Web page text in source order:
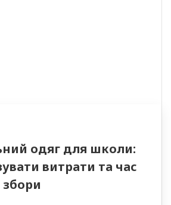
одяг для школи:
витрати та час
збори